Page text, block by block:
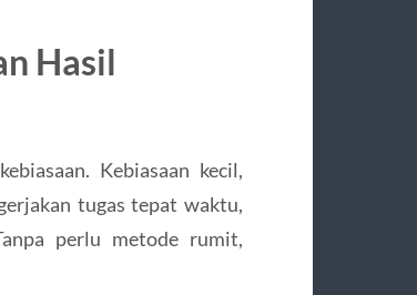
Hasil
Kebiasaan kecil,
tugas tepat waktu,
perlu metode rumit,